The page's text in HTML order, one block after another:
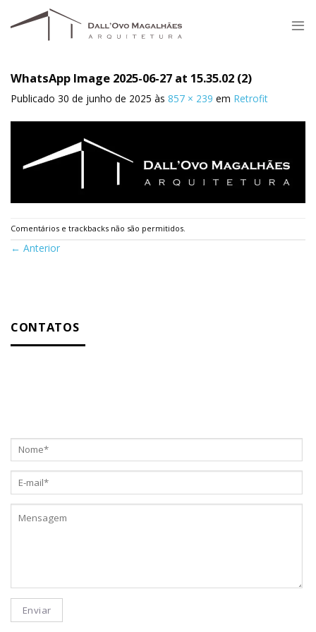
WhatsApp Image 2025-06-27 at 15.35.02 (2)
Publicado 30 de junho de 2025 às 857 × 239 em Retrofit
Comentários e trackbacks não são permitidos.
← Anterior
CONTATOS